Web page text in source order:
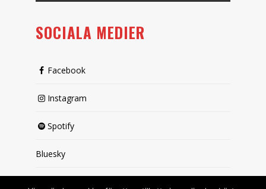
SOCIALA MEDIER
Facebook
Instagram
Spotify
Bluesky